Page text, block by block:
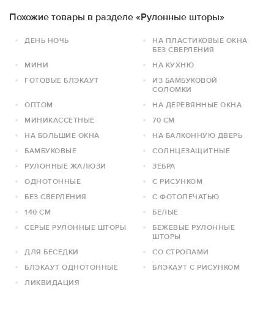
Похожие товары в разделе «Рулонные шторы»
ДЕНЬ НОЧЬ
НА ПЛАСТИКОВЫЕ ОКНА
БЕЗ СВЕРЛЕНИЯ
МИНИ
НА КУХНЮ
ГОТОВЫЕ БЛЭКАУТ
ИЗ БАМБУКОВОЙ
СОЛОМКИ
ОПТОМ
НА ДЕРЕВЯННЫЕ ОКНА
МИНИКАССЕТНЫЕ
70 СМ
НА БОЛЬШИЕ ОКНА
НА БАЛКОННУЮ ДВЕРЬ
БАМБУКОВЫЕ
СОЛНЦЕЗАЩИТНЫЕ
РУЛОННЫЕ ЖАЛЮЗИ
ЗЕБРА
ОДНОТОННЫЕ
С РИСУНКОМ
БЕЗ СВЕРЛЕНИЯ
С ФОТОПЕЧАТЬЮ
140 СМ
БЕЛЫЕ
СЕРЫЕ РУЛОННЫЕ ШТОРЫ
БЕЖЕВЫЕ РУЛОННЫЕ
ШТОРЫ
ДЛЯ БЕСЕДКИ
СО СТРОПАМИ
БЛЭКАУТ ОДНОТОННЫЕ
БЛЭКАУТ С РИСУНКОМ
ЛИКВИДАЦИЯ